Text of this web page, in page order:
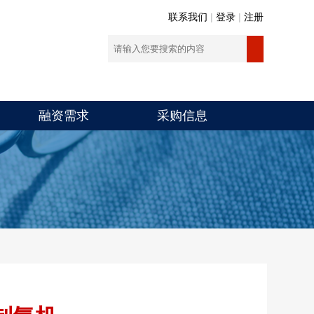
联系我们 | 登录 | 注册
融资需求 采购信息